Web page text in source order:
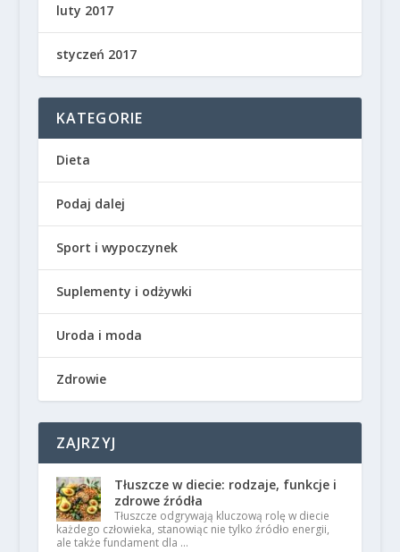
luty 2017
styczeń 2017
KATEGORIE
Dieta
Podaj dalej
Sport i wypoczynek
Suplementy i odżywki
Uroda i moda
Zdrowie
ZAJRZYJ
Tłuszcze w diecie: rodzaje, funkcje i
zdrowe źródła
Tłuszcze odgrywają kluczową rolę w diecie
każdego człowieka, stanowiąc nie tylko źródło energii,
ale także fundament dla …